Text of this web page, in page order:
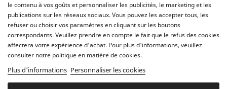
Masturbateurs
Meilleures ventes
le contenu à vos goûts et personnaliser les publicités, le marketing et les
publications sur les réseaux sociaux. Vous pouvez les accepter tous, les
refuser ou choisir vos paramètres en cliquant sur les boutons
correspondants. Veuillez prendre en compte le fait que le refus des cookies
affectera votre expérience d'achat. Pour plus d'informations, veuillez
consulter notre politique en matière de cookies.
Plus d'informations Personnaliser les cookies